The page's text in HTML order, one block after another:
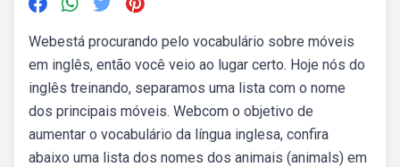
Webestá procurando pelo vocabulário sobre móveis
em inglês, então você veio ao lugar certo. Hoje nós do
inglês treinando, separamos uma lista com o nome
dos principais móveis. Webcom o objetivo de
aumentar o vocabulário da língua inglesa, confira
abaixo uma lista dos nomes dos animais (animals) em